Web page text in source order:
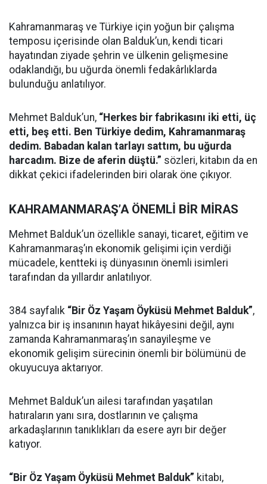
Kahramanmaraş ve Türkiye için yoğun bir çalışma
temposu içerisinde olan Balduk’un, kendi ticari
hayatından ziyade şehrin ve ülkenin gelişmesine
odaklandığı, bu uğurda önemli fedakârlıklarda
bulunduğu anlatılıyor.
Mehmet Balduk’un, “Herkes bir fabrikasını iki etti, üç
etti, beş etti. Ben Türkiye dedim, Kahramanmaraş
dedim. Babadan kalan tarlayı sattım, bu uğurda
harcadım. Bize de aferin düştü.” sözleri, kitabın da en
dikkat çekici ifadelerinden biri olarak öne çıkıyor.
KAHRAMANMARAŞ’A ÖNEMLİ BİR MİRAS
Mehmet Balduk’un özellikle sanayi, ticaret, eğitim ve
Kahramanmaraş’ın ekonomik gelişimi için verdiği
mücadele, kentteki iş dünyasının önemli isimleri
tarafından da yıllardır anlatılıyor.
384 sayfalık “Bir Öz Yaşam Öyküsü Mehmet Balduk”,
yalnızca bir iş insanının hayat hikâyesini değil, aynı
zamanda Kahramanmaraş’ın sanayileşme ve
ekonomik gelişim sürecinin önemli bir bölümünü de
okuyucuya aktarıyor.
Mehmet Balduk’un ailesi tarafından yaşatılan
hatıraların yanı sıra, dostlarının ve çalışma
arkadaşlarının tanıklıkları da esere ayrı bir değer
katıyor.
“Bir Öz Yaşam Öyküsü Mehmet Balduk” kitabı,